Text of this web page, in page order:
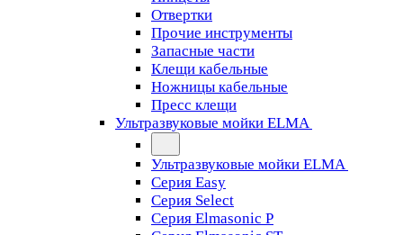
Отвертки
Прочие инструменты
Запасные части
Клещи кабельные
Ножницы кабельные
Пресс клещи
Ультразвуковые мойки ELMA
Ультразвуковые мойки ELMA
Серия Easy
Серия Select
Серия Elmasonic P